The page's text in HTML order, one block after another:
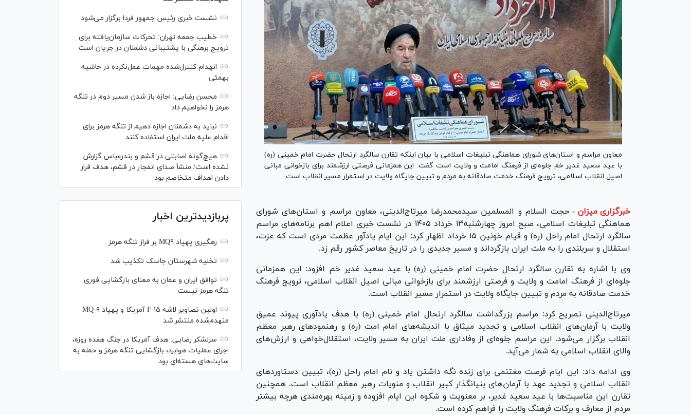
معاون مراسم و استان‌های شورای هماهنگی تبلیغات اسلامی با بیان اینکه تقارن سالگرد ارتحال حضرت امام خمینی (ره)
با عید سعید غدیر خم جلوه‌ای از فرهنگ امامت و ولایت است گفت: این همزمانی فرصتی ارزشمند برای بازخوانی مبانی
اصیل انقلاب اسلامی، ترویج فرهنگ خدمت صادقانه به مردم و تبیین جایگاه ولایت در استمرار مسیر انقلاب است.
خبرگزاری میزان - حجت السلام و المسلمین سیدمحمدرضا میرتاج‌الدینی، معاون مراسم و استان‌های شورای
هماهنگی تبلیغات اسلامی، صبح امروز چهارشنبه۱۳ خرداد ۱۴۰۵ در نشست خبری اعلام اهم برنامه‌های مراسم
سالگرد ارتحال امام راحل (ره) و قیام خونین ۱۵ خرداد اظهار کرد: این ایام یادآور عظمت مردی است که عزت،
استقلال و سربلندی را به ملت ایران بازگرداند و مسیر جدیدی را در تاریخ معاصر کشور رقم زد.
وی با اشاره به تقارن سالگرد ارتحال حضرت امام خمینی (ره) با عید سعید غدیر خم افزود: این همزمانی
جلوه‌ای از فرهنگ امامت و ولایت و فرصتی ارزشمند برای بازخوانی مبانی اصیل انقلاب اسلامی، ترویج فرهنگ
خدمت صادقانه به مردم و تبیین جایگاه ولایت در استمرار مسیر انقلاب است.
میرتاج‌الدینی تصریح کرد: مراسم بزرگداشت سالگرد ارتحال امام خمینی (ره) با هدف یادآوری پیوند عمیق
ولایت با آرمان‌های انقلاب اسلامی و تجدید میثاق با اندیشه‌های امام امت (ره) و رهنمود‌های رهبر معظم
انقلاب برگزار می‌شود. این مراسم جلوه‌ای از وفاداری ملت ایران به مسیر ولایت، استقلال‌خواهی و ارزش‌های
والای انقلاب اسلامی به شمار می‌آید.
وی ادامه داد: این ایام فرصت مغتنمی برای زنده نگه داشتن یاد و نام امام راحل (ره)، تبیین دستاورد‌های
انقلاب اسلامی و تجدید عهد با آرمان‌های بنیانگذار کبیر انقلاب و منویات رهبر معظم انقلاب است. همچنین
تقارن این مناسبت‌ها با عید سعید غدیر، بر معنویت و شکوه این ایام افزوده و زمینه بهره‌مندی هرچه بیشتر
مردم از معارف و برکات فرهنگ ولایت را فراهم کرده است.
نشست خبری رئیس‌ جمهور فردا برگزار می‌شود
خطیب جمعه تهران: تحرکات سازمان‌یافته برای
ترویج برهنگی با پشتیبانی دشمنان در جریان است
انهدام کنترل‌شده مهمات عمل‌نکرده در حاشیه
بهمئی
محسن رضایی: اجازه باز شدن مسیر دوم در تنگه
هرمز را نخواهیم داد
نباید به دشمنان اجازه دهیم از تنگه هرمز برای
اقدام علیه ملت ایران استفاده کنند
هیچ‌گونه اصابتی در قشم و بندرعباس گزارش
نشده است/ منشأ صدای انفجار در قشم، هدف قرار
دادن اهداف متخاصم بود
پربازدیدترین اخبار
رهگیری پهپاد MQ۹ بر فراز تنگه هرمز
تخلیه شهرستان جاسک تکذیب شد
توافق ایران و عمان به معنای بازگشایی فوری
تنگه هرمز نیست
اولین تصاویر لاشه F-۱۵ آمریکا و پهپاد MQ-۹
منهدم‌شده منتشر شد
سرلشکر رضایی: هدف آمریکا در جنگ هفده روزه،
اجرای عملیات هوابرد، بازگشایی تنگه هرمز و حمله به
سایت‌های هسته‌ای بود